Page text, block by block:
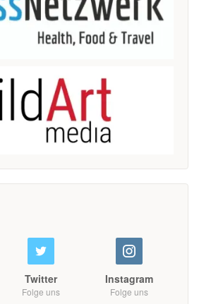
Twitter
Folge uns
Instagram
Folge uns